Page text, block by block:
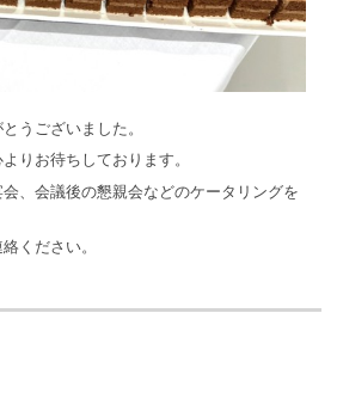
うございました。
りお待ちしております。
、会議後の懇親会などのケータリングを
ください。